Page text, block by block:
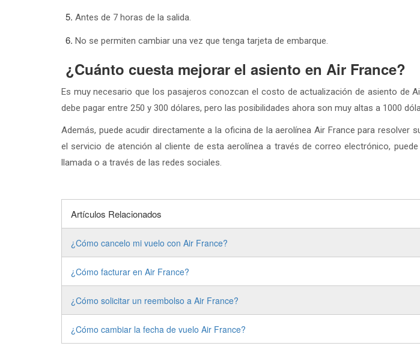
Antes de 7 horas de la salida.
No se permiten cambiar una vez que tenga tarjeta de embarque.
¿Cuánto cuesta mejorar el asiento en Air France?
Es muy necesario que los pasajeros conozcan el costo de actualización de asiento de
debe pagar entre 250 y 300 dólares, pero las posibilidades ahora son muy altas a 1000
Además, puede acudir directamente a la oficina de la aerolínea Air France para
el servicio de atención al cliente de esta aerolínea a través de correo electrónico,
llamada o a través de las redes sociales.
Artículos Relacionados
¿Cómo cancelo mi vuelo con Air France?
¿Cómo facturar en Air France?
¿Cómo solicitar un reembolso a Air France?
¿Cómo cambiar la fecha de vuelo Air France?